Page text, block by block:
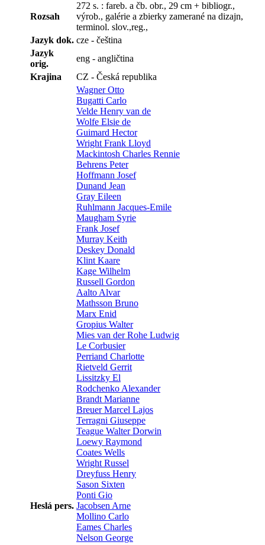
Rozsah
272 s. : fareb. a čb. obr., 29 cm + bibliogr.,
výrob., galérie a zbierky zamerané na dizajn,
terminol. slov.,reg.,
Jazyk dok. cze - čeština
Jazyk
orig.
eng - angličtina
Krajina
CZ - Česká republika
Heslá pers.
Wagner Otto
Bugatti Carlo
Velde Henry van de
Wolfe Elsie de
Guimard Hector
Wright Frank Lloyd
Mackintosh Charles Rennie
Behrens Peter
Hoffmann Josef
Dunand Jean
Gray Eileen
Ruhlmann Jacques-Emile
Maugham Syrie
Frank Josef
Murray Keith
Deskey Donald
Klint Kaare
Kage Wilhelm
Russell Gordon
Aalto Alvar
Mathsson Bruno
Marx Enid
Gropius Walter
Mies van der Rohe Ludwig
Le Corbusier
Perriand Charlotte
Rietveld Gerrit
Lissitzky El
Rodchenko Alexander
Brandt Marianne
Breuer Marcel Lajos
Terragni Giuseppe
Teague Walter Dorwin
Loewy Raymond
Coates Wells
Wright Russel
Dreyfuss Henry
Sason Sixten
Ponti Gio
Jacobsen Arne
Mollino Carlo
Eames Charles
Nelson George